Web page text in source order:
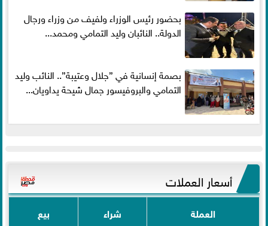
بحضور رئيس الوزراء ولفيف من وزراء ورجال
الدولة.. النائبان وليد التمامي ومحمد...
بصمة إنسانية في ”جلال وعتيبة”.. النائب وليد
التمامي والبروفيسور جمال شيحة يداويان...
أسعار العملات
العملة شراء بيع